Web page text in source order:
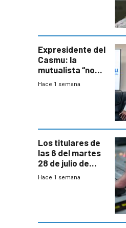
seguridad
Expresidente del
Casmu: la
mutualista “no
está para pagar”
Hace 1 semana
Los titulares de
las 6 del martes
28 de julio de
2026
Hace 1 semana